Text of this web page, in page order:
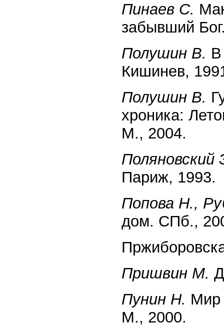
Пинаев С.
забывший
Полушин В. В
Кишинев,
Полушин В.
хроника:
М., 2004.
Поляновский
Париж, 1993.
Попова Н.,
дом. СПб.,
Пришвин М.
Пунин Н. Мир
М., 2000.